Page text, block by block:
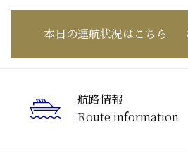
本日の運航状況はこちら
航路情報
Route information